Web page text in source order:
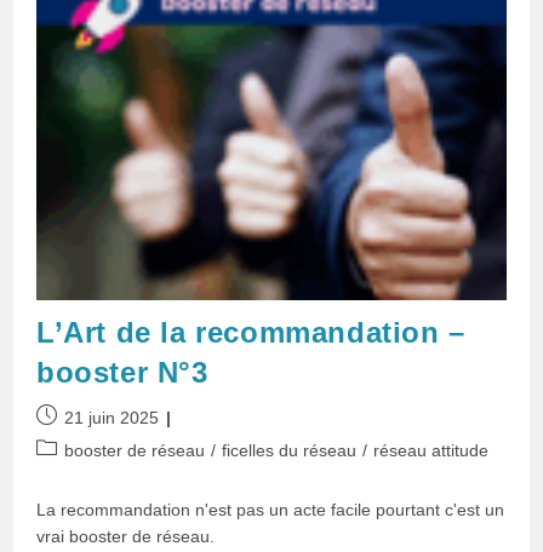
L’Art de la recommandation –
booster N°3
Publication
publiée :
21 juin 2025
Postbooster de réseau / ficelles du réseau / réseau attitude
La recommandation n'est pas un acte facile pourtant c'est un
vrai booster de réseau.